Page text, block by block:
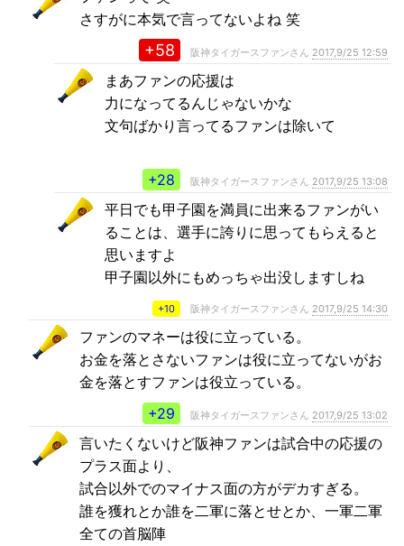
さすがに本気で言ってないよね 笑
+58 阪神タイガースファンさん 2017,9/25 12:59
まあファンの応援は
力になってるんじゃないかな
文句ばかり言ってるファンは除いて
+28 阪神タイガースファンさん 2017,9/25 13:08
平日でも甲子園を満員に出来るファンがい
ることは、選手に誇りに思ってもらえると
思いますよ
甲子園以外にもめっちゃ出没しますしね
+10 阪神タイガースファンさん 2017,9/25 14:30
ファンのマネーは役に立っている。
お金を落とさないファンは役に立ってないがお
金を落とすファンは役立っている。
+29
阪神タイガースファンさん 2017,9/25 13:02
言いたくないけど阪神ファンは試合中の応援の
プラス面より、
試合以外でのマイナス面の方がデカすぎる。
誰を獲れとか誰を二軍に落とせとか、一軍二軍
全ての首脳陣